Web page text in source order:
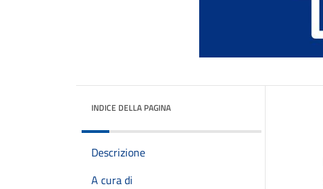
INDICE DELLA PAGINA
Descrizione
A cura di